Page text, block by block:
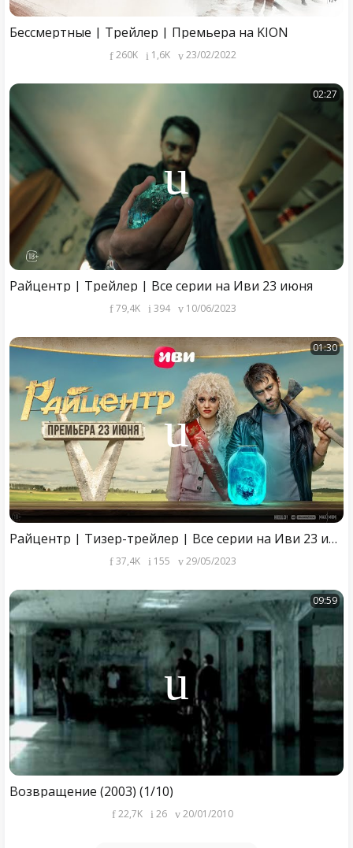
Бессмертные | Трейлер | Премьера на KION
260K 1,6K 23/02/2022
02:27
Райцентр | Трейлер | Все серии на Иви 23 июня
79,4K 394 10/06/2023
01:30
Райцентр | Тизер-трейлер | Все серии на Иви 23 июня
37,4K 155 29/05/2023
09:59
Возвращение (2003) (1/10)
22,7K 26 20/01/2010